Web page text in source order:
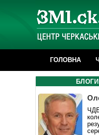
ГОЛОВНА
БЛОГИ